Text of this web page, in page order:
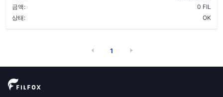
금액:
0 FIL
상태:
OK
1